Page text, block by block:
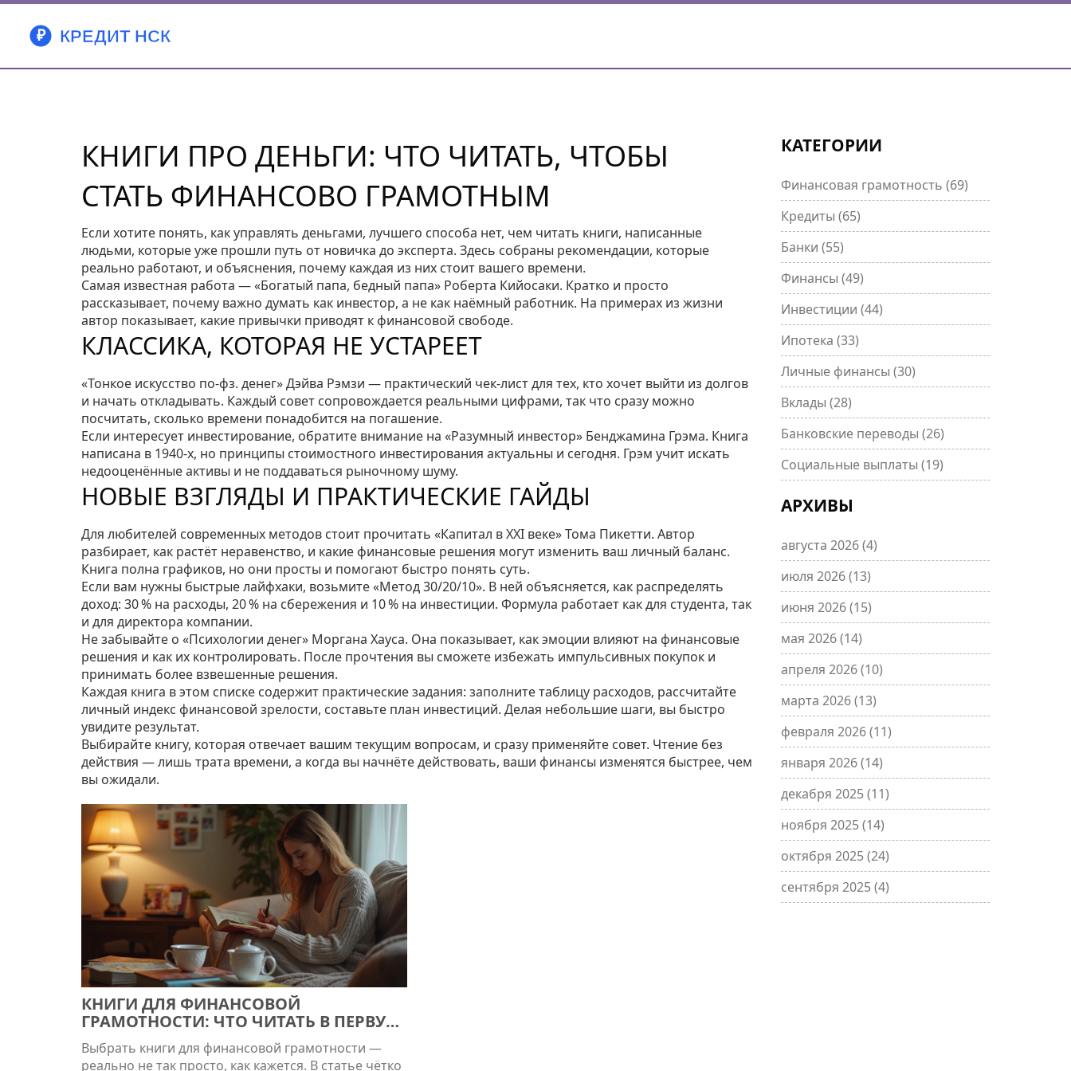
КНИГИ ПРО ДЕНЬГИ: ЧТО ЧИТАТЬ, ЧТОБЫ
СТАТЬ ФИНАНСОВО ГРАМОТНЫМ
Если хотите понять, как управлять деньгами, лучшего способа нет, чем читать книги, написанные
людьми, которые уже прошли путь от новичка до эксперта. Здесь собраны рекомендации, которые
реально работают, и объяснения, почему каждая из них стоит вашего времени.
Самая известная работа — «Богатый папа, бедный папа» Роберта Кийосаки. Кратко и просто
рассказывает, почему важно думать как инвестор, а не как наёмный работник. На примерах из жизни
автор показывает, какие привычки приводят к финансовой свободе.
КЛАССИКА, КОТОРАЯ НЕ УСТАРЕЕТ
«Тонкое искусство по‑фз. денег» Дэйва Рэмзи — практический чек‑лист для тех, кто хочет выйти из долгов
и начать откладывать. Каждый совет сопровождается реальными цифрами, так что сразу можно
посчитать, сколько времени понадобится на погашение.
Если интересует инвестирование, обратите внимание на «Разумный инвестор» Бенджамина Грэма. Книга
написана в 1940‑х, но принципы стоимостного инвестирования актуальны и сегодня. Грэм учит искать
недооценённые активы и не поддаваться рыночному шуму.
НОВЫЕ ВЗГЛЯДЫ И ПРАКТИЧЕСКИЕ ГАЙДЫ
Для любителей современных методов стоит прочитать «Капитал в XXI веке» Тома Пикетти. Автор
разбирает, как растёт неравенство, и какие финансовые решения могут изменить ваш личный баланс.
Книга полна графиков, но они просты и помогают быстро понять суть.
Если вам нужны быстрые лайфхаки, возьмите «Метод 30/20/10». В ней объясняется, как распределять
доход: 30 % на расходы, 20 % на сбережения и 10 % на инвестиции. Формула работает как для студента, так
и для директора компании.
Не забывайте о «Психологии денег» Моргана Хауса. Она показывает, как эмоции влияют на финансовые
решения и как их контролировать. После прочтения вы сможете избежать импульсивных покупок и
принимать более взвешенные решения.
Каждая книга в этом списке содержит практические задания: заполните таблицу расходов, рассчитайте
личный индекс финансовой зрелости, составьте план инвестиций. Делая небольшие шаги, вы быстро
увидите результат.
Выбирайте книгу, которая отвечает вашим текущим вопросам, и сразу применяйте совет. Чтение без
действия — лишь трата времени, а когда вы начнёте действовать, ваши финансы изменятся быстрее, чем
вы ожидали.
КНИГИ ДЛЯ ФИНАНСОВОЙ
ГРАМОТНОСТИ: ЧТО ЧИТАТЬ В ПЕРВУЮ
ОЧЕРЕДЬ
Выбрать книги для финансовой грамотности —
реально не так просто, как кажется. В статье чётко
КАТЕГОРИИ
Финансовая грамотность (69)
Кредиты (65)
Банки (55)
Финансы (49)
Инвестиции (44)
Ипотека (33)
Личные финансы (30)
Вклады (28)
Банковские переводы (26)
Социальные выплаты (19)
АРХИВЫ
августа 2026(4)
июля 2026(13)
июня 2026(15)
мая 2026(14)
апреля 2026(10)
марта 2026(13)
февраля 2026(11)
января 2026(14)
декабря 2025(11)
ноября 2025(14)
октября 2025(24)
сентября 2025(4)